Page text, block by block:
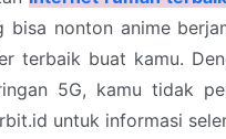
nonton anime
terbaik buat kamu.
5G, kamu tidak
untuk informasi